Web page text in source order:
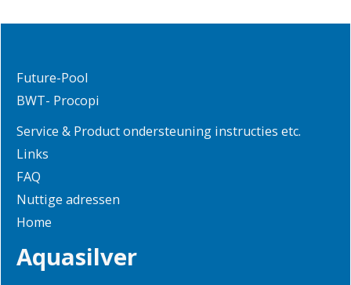
Future-Pool
BWT- Procopi
Service & Product ondersteuning instructies etc.
Links
FAQ
Nuttige adressen
Home
Aquasilver